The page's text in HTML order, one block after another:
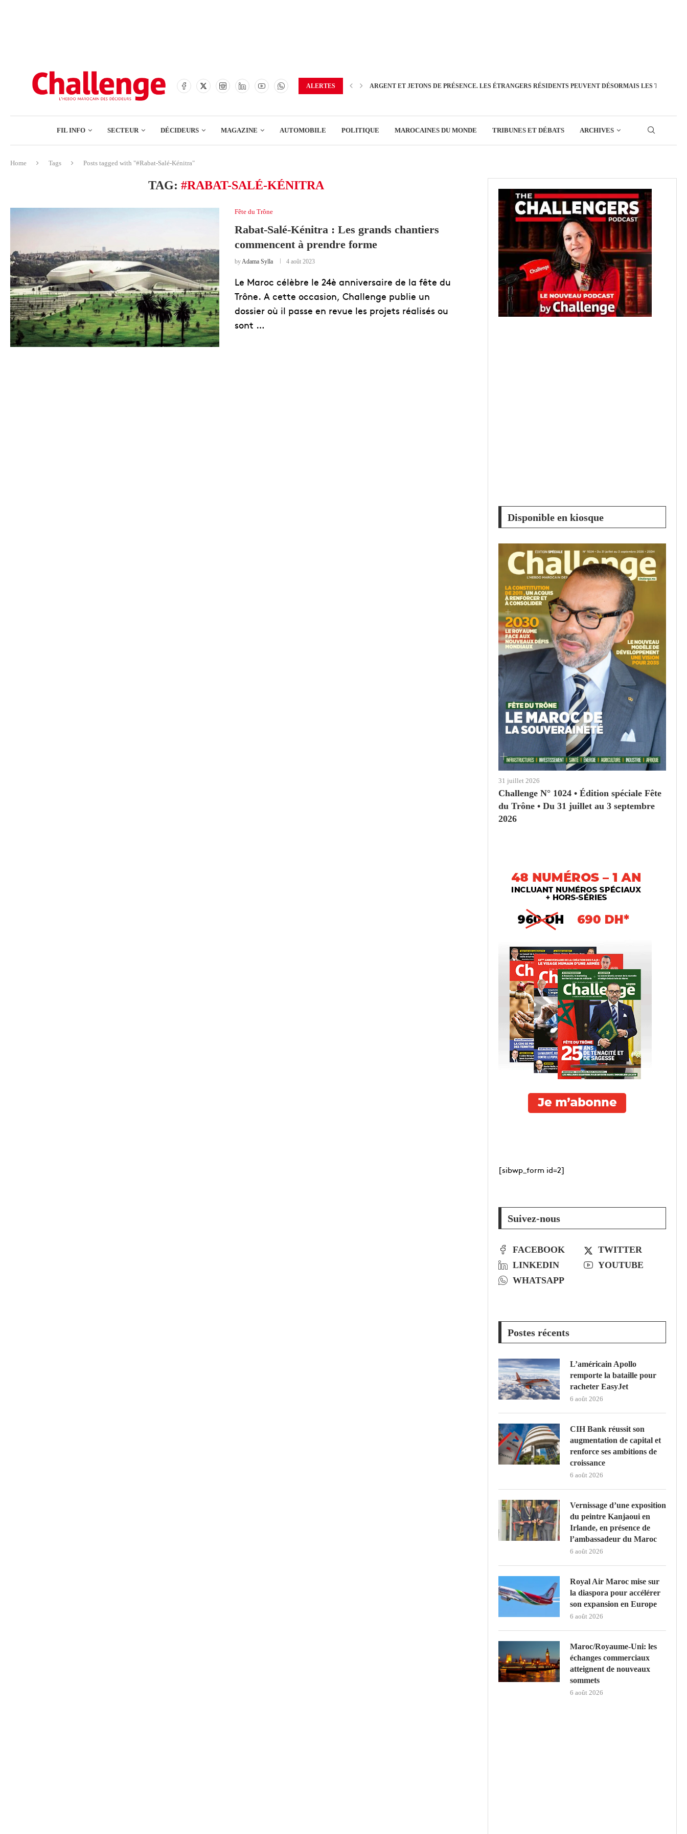
COMMERCE
ENSEIGNEMENT
ALERTES ARGENT ET JETONS DE PRÉSENCE. LES ÉTRANGERS RÉSIDENTS PEUVENT DÉSORMAIS LES
FIL INFO SECTEUR
BOURSE
GREEN BUSINESS
EDUCATION
DÉCIDEURS MAGAZINE AUTOMOBILE POLITIQUE MAROCAINES DU MONDE TRIBUNES ET DÉBATS ARCHIVES
Home Tags Posts tagged with "#Rabat-Salé-Kénitra"
TAG: #RABAT-SALÉ-KÉNITRA
Fête du Trône
Rabat-Salé-Kénitra : Les grands chantiers
commencent à prendre forme
byAdama Sylla 4 août 2023
Le Maroc célèbre le 24è anniversaire de la fête du
Trône. A cette occasion, Challenge publie un
dossier où il passe en revue les projets réalisés ou
sont …
Disponible en kiosque
31 juillet 2026
Challenge N° 1024 • Édition spéciale Fête
du Trône • Du 31 juillet au 3 septembre
2026
[sibwp_form id=2]
Suivez-nous
FACEBOOK
TWITTER
LINKEDIN
YOUTUBE
WHATSAPP
Postes récents
L’américain Apollo
remporte la bataille pour
racheter EasyJet
6 août 2026
CIH Bank réussit son
augmentation de capital et
renforce ses ambitions de
croissance
6 août 2026
Vernissage d’une exposition
du peintre Kanjaoui en
Irlande, en présence de
l’ambassadeur du Maroc
6 août 2026
Royal Air Maroc mise sur
la diaspora pour accélérer
son expansion en Europe
6 août 2026
Maroc/Royaume-Uni: les
échanges commerciaux
atteignent de nouveaux
sommets
6 août 2026